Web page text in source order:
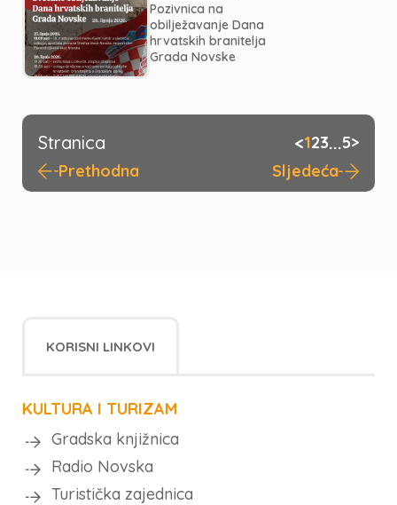
Pozivnica na
obilježavanje Dana
hrvatskih branitelja
Grada Novske
Stranica <123...5>
Prethodna
Sljedeća
KORISNI LINKOVI
KULTURA I TURIZAM
Gradska knjižnica
Radio Novska
Turistička zajednica